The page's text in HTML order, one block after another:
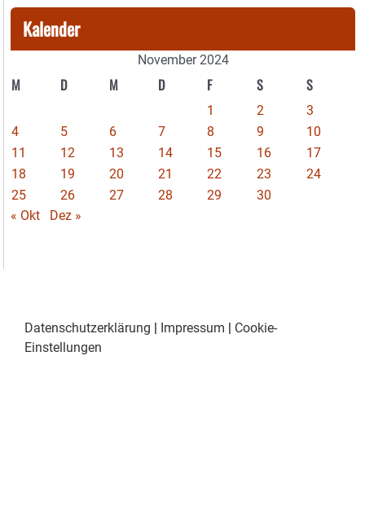
Kalender
November 2024
M D M D F S S
1 2
3
4
5 6 7 8 9
10
11
12 13 14 15 16
17
18
19 20 21 22 23
24
25
26 27 28 29
30
« Okt
Dez »
Datenschutzerklärung | Impressum | Cookie-
Einstellungen